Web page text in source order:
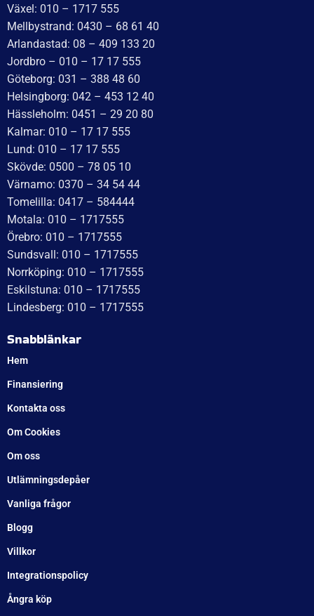
Växel: 010 – 1717 555
Mellbystrand: 0430 – 68 61 40
Arlandastad: 08 – 409 133 20
Jordbro – 010 – 17 17 555
Göteborg: 031 – 388 48 60
Helsingborg: 042 – 453 12 40
Hässleholm: 0451 – 29 20 80
Kalmar: 010 – 17 17 555
Lund: 010 – 17 17 555
Skövde: 0500 – 78 05 10
Värnamo: 0370 – 34 54 44
Tomelilla: 0417 – 584444
Motala: 010 – 1717555
Örebro: 010 – 1717555
Sundsvall: 010 – 1717555
Norrköping: 010 – 1717555
Eskilstuna: 010 – 1717555
Lindesberg: 010 – 1717555
Snabblänkar
Hem
Finansiering
Kontakta oss
Om Cookies
Om oss
Utlämningsdepåer
Vanliga frågor
Blogg
Villkor
Integrationspolicy
Ångra köp